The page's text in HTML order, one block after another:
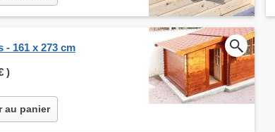
- 161 x 273 cm
)
au panier